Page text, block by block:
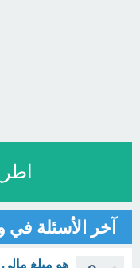
آخر الأسئلة في
هو مبلغ